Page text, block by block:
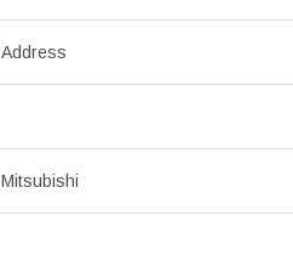
Address
Mitsubishi